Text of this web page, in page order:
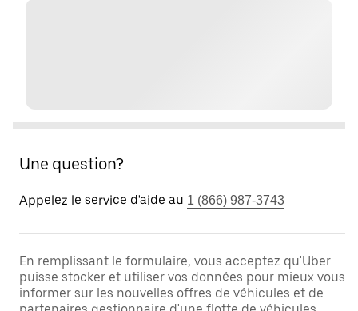
Une question?
Appelez le service d'aide au 1 (866) 987-3743
En remplissant le formulaire, vous acceptez qu'Uber
puisse stocker et utiliser vos données pour mieux vous
informer sur les nouvelles offres de véhicules et de